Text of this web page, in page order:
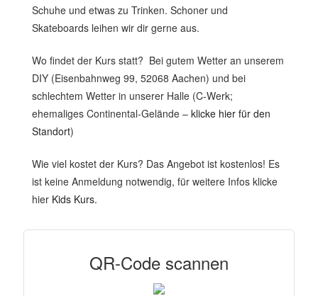
Schuhe und etwas zu Trinken. Schoner und
Skateboards leihen wir dir gerne aus.
Wo findet der Kurs statt? Bei gutem Wetter an unserem
DIY (Eisenbahnweg 99, 52068 Aachen) und bei
schlechtem Wetter in unserer Halle (C-Werk;
ehemaliges Continental-Gelände – klicke hier für den
Standort)
Wie viel kostet der Kurs? Das Angebot ist kostenlos! Es
ist keine Anmeldung notwendig, für weitere Infos klicke
hier Kids Kurs.
QR-Code scannen